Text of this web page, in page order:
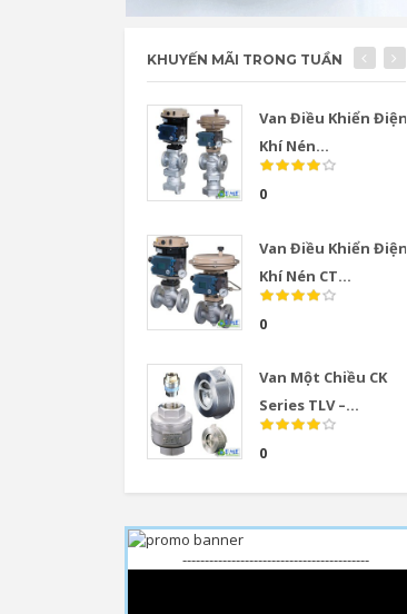
KHUYẾN MÃI TRONG TUẦN
Van Điều Khiển Điện
Khí Nén...
0
Van Điều Khiển Điện
Khí Nén CT...
0
Van Một Chiều CK
Series TLV –...
0
------------------------------------------